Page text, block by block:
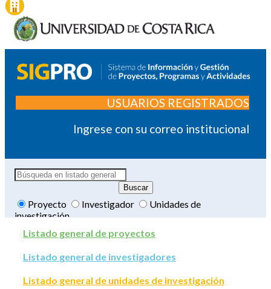
USUARIOS REGISTRADOS
Ingrese con su correo institucional
Proyecto Investigador
Unidades de
investigación
Listado general de proyectos
Listado general de investigadores
Listado general de unidades de investigación